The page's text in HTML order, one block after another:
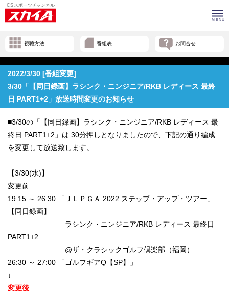
視聴方法 番組表 お問合せ
2022/3/30 [番組変更]
3/30「【同日録画】ラシンク・ニンジニア/RKB レディース 最終
日 PART1+2」放送時間変更のお知らせ
■3/30の「【同日録画】ラシンク・ニンジニア/RKB レディース 最
終日 PART1+2」は 30分押しとなりましたので、下記の通り編成
を変更して放送致します。
【3/30(水)】
変更前
19:15 ～ 26:30 「ＪＬＰＧＡ 2022 ステップ・アップ・ツアー」
【同日録画】
ラシンク・ニンジニア/RKB レディース 最終日
PART1+2
@ザ・クラシックゴルフ倶楽部（福岡）
26:30 ～ 27:00 「ゴルフギアQ【SP】」
↓
変更後